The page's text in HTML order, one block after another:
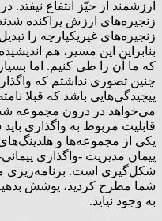
ارزشمند از حیّز انتفاع نیفتد.
زنجیره‌های ارزش پراکنده
زنجیره‌های غیریکپارچه را
بنابراین این مسیر، هم
که ما آن را طی کنیم. اما
چنین تصوری نداشتم که
پیچیدگی‌هایی باشد که قبلا
می‌خواهد در درون مجموعه
قابلیت مربوط به واگذاری
یکی از مجموعه‌ها و
پیمان مدیریت -واگذاری
شکل‌گیری است. برنامه‌ریزی
شما مطرح کردید، پوشش
به وجود نیاید.